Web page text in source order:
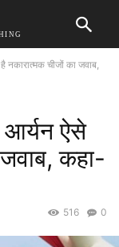
चीजों का जवाब,
ऐसे
कहा-
0
516